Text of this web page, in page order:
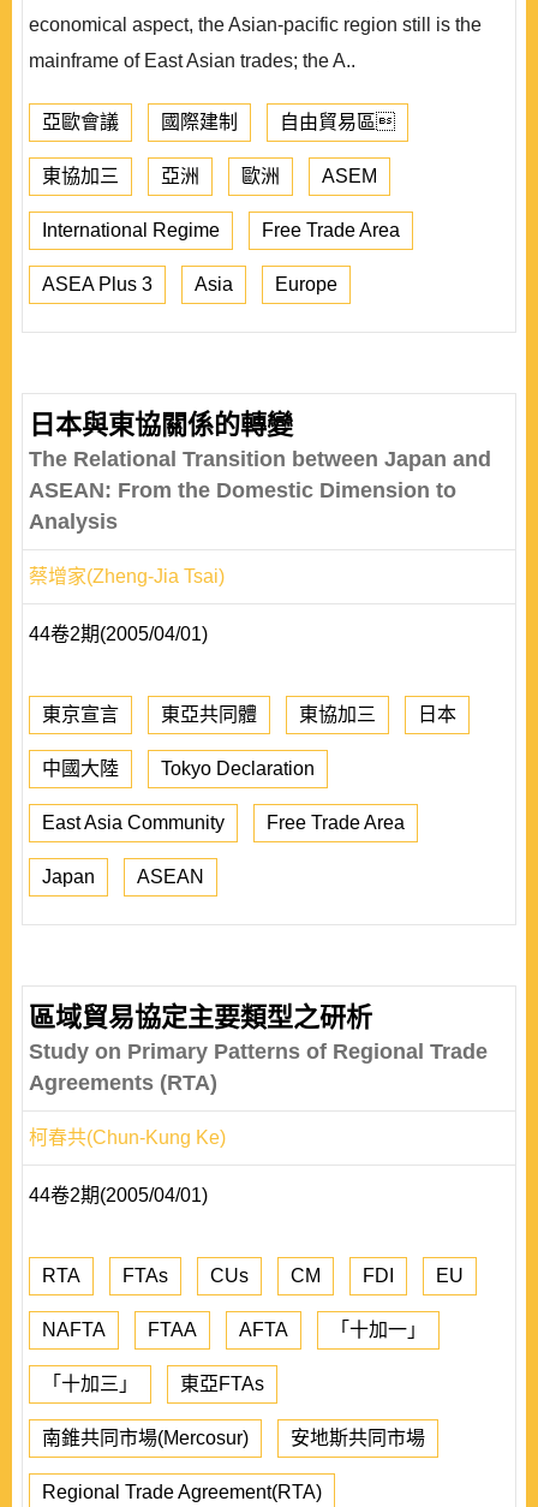
economical aspect, the Asian-pacific region still is the
mainframe of East Asian trades; the A..
亞歐會議 國際建制 自由貿易區
東協加三 亞洲 歐洲 ASEM
International Regime Free Trade Area
ASEA Plus 3 Asia Europe
日本與東協關係的轉變
The Relational Transition between Japan and
ASEAN: From the Domestic Dimension to
Analysis
蔡增家(Zheng-Jia Tsai)
44卷2期(2005/04/01)
東京宣言 東亞共同體 東協加三 日本
中國大陸 Tokyo Declaration
East Asia Community Free Trade Area
Japan ASEAN
區域貿易協定主要類型之研析
Study on Primary Patterns of Regional Trade
Agreements (RTA)
柯春共(Chun-Kung Ke)
44卷2期(2005/04/01)
RTA FTAs CUs CM FDI EU
NAFTA FTAA AFTA 「十加一」
「十加三」 東亞FTAs
南錐共同市場(Mercosur) 安地斯共同市場
Regional Trade Agreement(RTA)